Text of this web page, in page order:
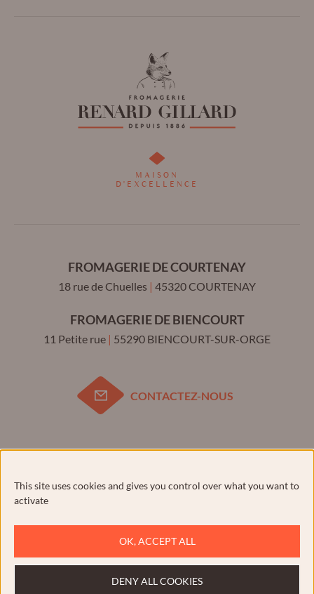
Renard
Gillard
sur
Facebook
! !
MAISON
D'EXCELLENCE
FROMAGERIE DE COURTENAY
18 rue de Chuelles | 45320COURTENAY
FROMAGERIE DE BIENCOURT
11 Petite rue | 55290 BIENCOURT-SUR-ORGE
CONTACTEZ-NOUS
trop salé.www.mangerbouger.fr
Plan du site
This site uses cookies and gives you control over what you want to
activate
OK, ACCEPT ALL
DENY ALL COOKIES